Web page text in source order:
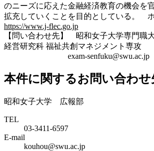
のニーズに応えた金融経済教育の機会を
拡充していくことを目的としている。
https://www.j-flec.go.jp
【問い合わせ先】 昭和女子大学専門職
経営研究科 福祉共創マネジメント専攻
exam-senfuku@swu.ac.jp
本件に関するお問い合わせ
昭和女子大学 広報部
TEL
03-3411-6597
E-mail
kouhou@swu.ac.jp